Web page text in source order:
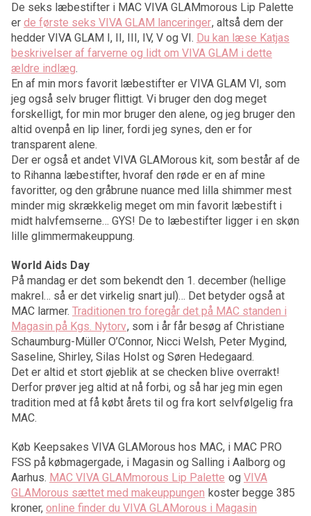
De seks læbestifter i MAC VIVA GLAMmorous Lip Palette
er de første seks VIVA GLAM lanceringer, altså dem der
hedder VIVA GLAM I, II, III, IV, V og VI. Du kan læse Katjas
beskrivelser af farverne og lidt om VIVA GLAM i dette
ældre indlæg.
En af min mors favorit læbestifter er VIVA GLAM VI, som
jeg også selv bruger flittigt. Vi bruger den dog meget
forskelligt, for min mor bruger den alene, og jeg bruger den
altid ovenpå en lip liner, fordi jeg synes, den er for
transparent alene.
Der er også et andet VIVA GLAMorous kit, som består af de
to Rihanna læbestifter, hvoraf den røde er en af mine
favoritter, og den gråbrune nuance med lilla shimmer mest
minder mig skrækkelig meget om min favorit læbestift i
midt halvfemserne… GYS! De to læbestifter ligger i en skøn
lille glimmermakeuppung.
World Aids Day
På mandag er det som bekendt den 1. december (hellige
makrel… så er det virkelig snart jul)… Det betyder også at
MAC larmer. Traditionen tro foregår det på MAC standen i
Magasin på Kgs. Nytorv, som i år får besøg af Christiane
Schaumburg-Müller O’Connor, Nicci Welsh, Peter Mygind,
Saseline, Shirley, Silas Holst og Søren Hedegaard.
Det er altid et stort øjeblik at se checken blive overrakt!
Derfor prøver jeg altid at nå forbi, og så har jeg min egen
tradition med at få købt årets til og fra kort selvfølgelig fra
MAC.
Køb Keepsakes VIVA GLAMorous hos MAC, i MAC PRO
FSS på købmagergade, i Magasin og Salling i Aalborg og
Aarhus. MAC VIVA GLAMmorous Lip Palette og VIVA
GLAMorous sættet med makeuppungen koster begge 385
kroner, online finder du VIVA GLAMorous i Magasin